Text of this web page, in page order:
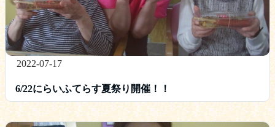
2022-07-17
6/22にらいふてらす夏祭り開催！！